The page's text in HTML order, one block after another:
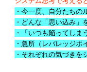
・今一度、自分たちの
・どんな「思い込み」
・「いつも陥ってしま
・急所（レバレッジポ
・それぞれの気づきを